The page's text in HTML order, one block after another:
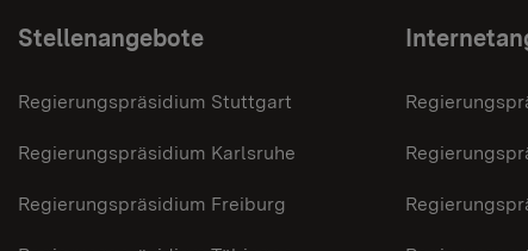
Stellenangebote
Regierungspräsidium Stuttgart
Regierungspräsidium Karlsruhe
Regierungspräsidium Freiburg